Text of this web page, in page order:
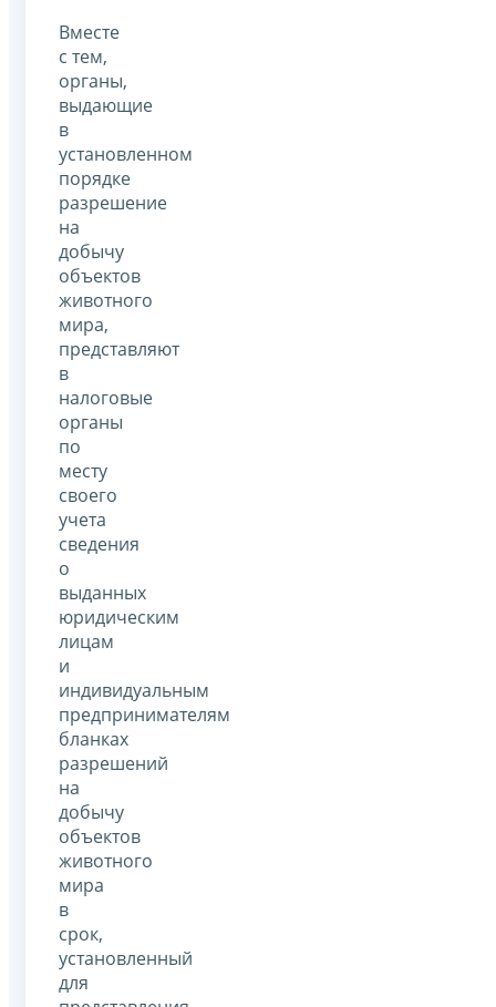
Вместе
с тем,
органы,
выдающие
в
установленном
порядке
разрешение
на
добычу
объектов
животного
мира,
представляют
в
налоговые
органы
по
месту
своего
учета
сведения
о
выданных
юридическим
лицам
и
индивидуальным
предпринимателям
бланках
разрешений
на
добычу
объектов
животного
мира
в
срок,
установленный
для